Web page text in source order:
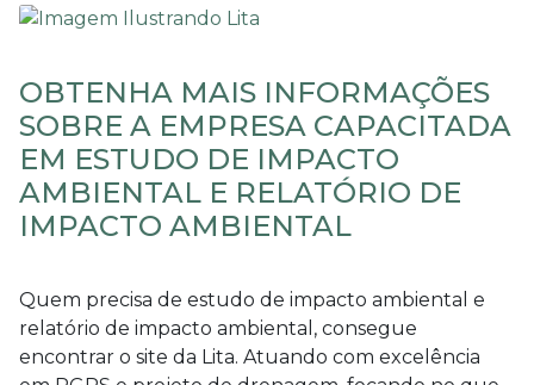
OBTENHA MAIS INFORMAÇÕES
SOBRE A EMPRESA CAPACITADA
EM ESTUDO DE IMPACTO
AMBIENTAL E RELATÓRIO DE
IMPACTO AMBIENTAL
Quem precisa de estudo de impacto ambiental e
relatório de impacto ambiental , consegue
encontrar o site da Lita. Atuando com excelência